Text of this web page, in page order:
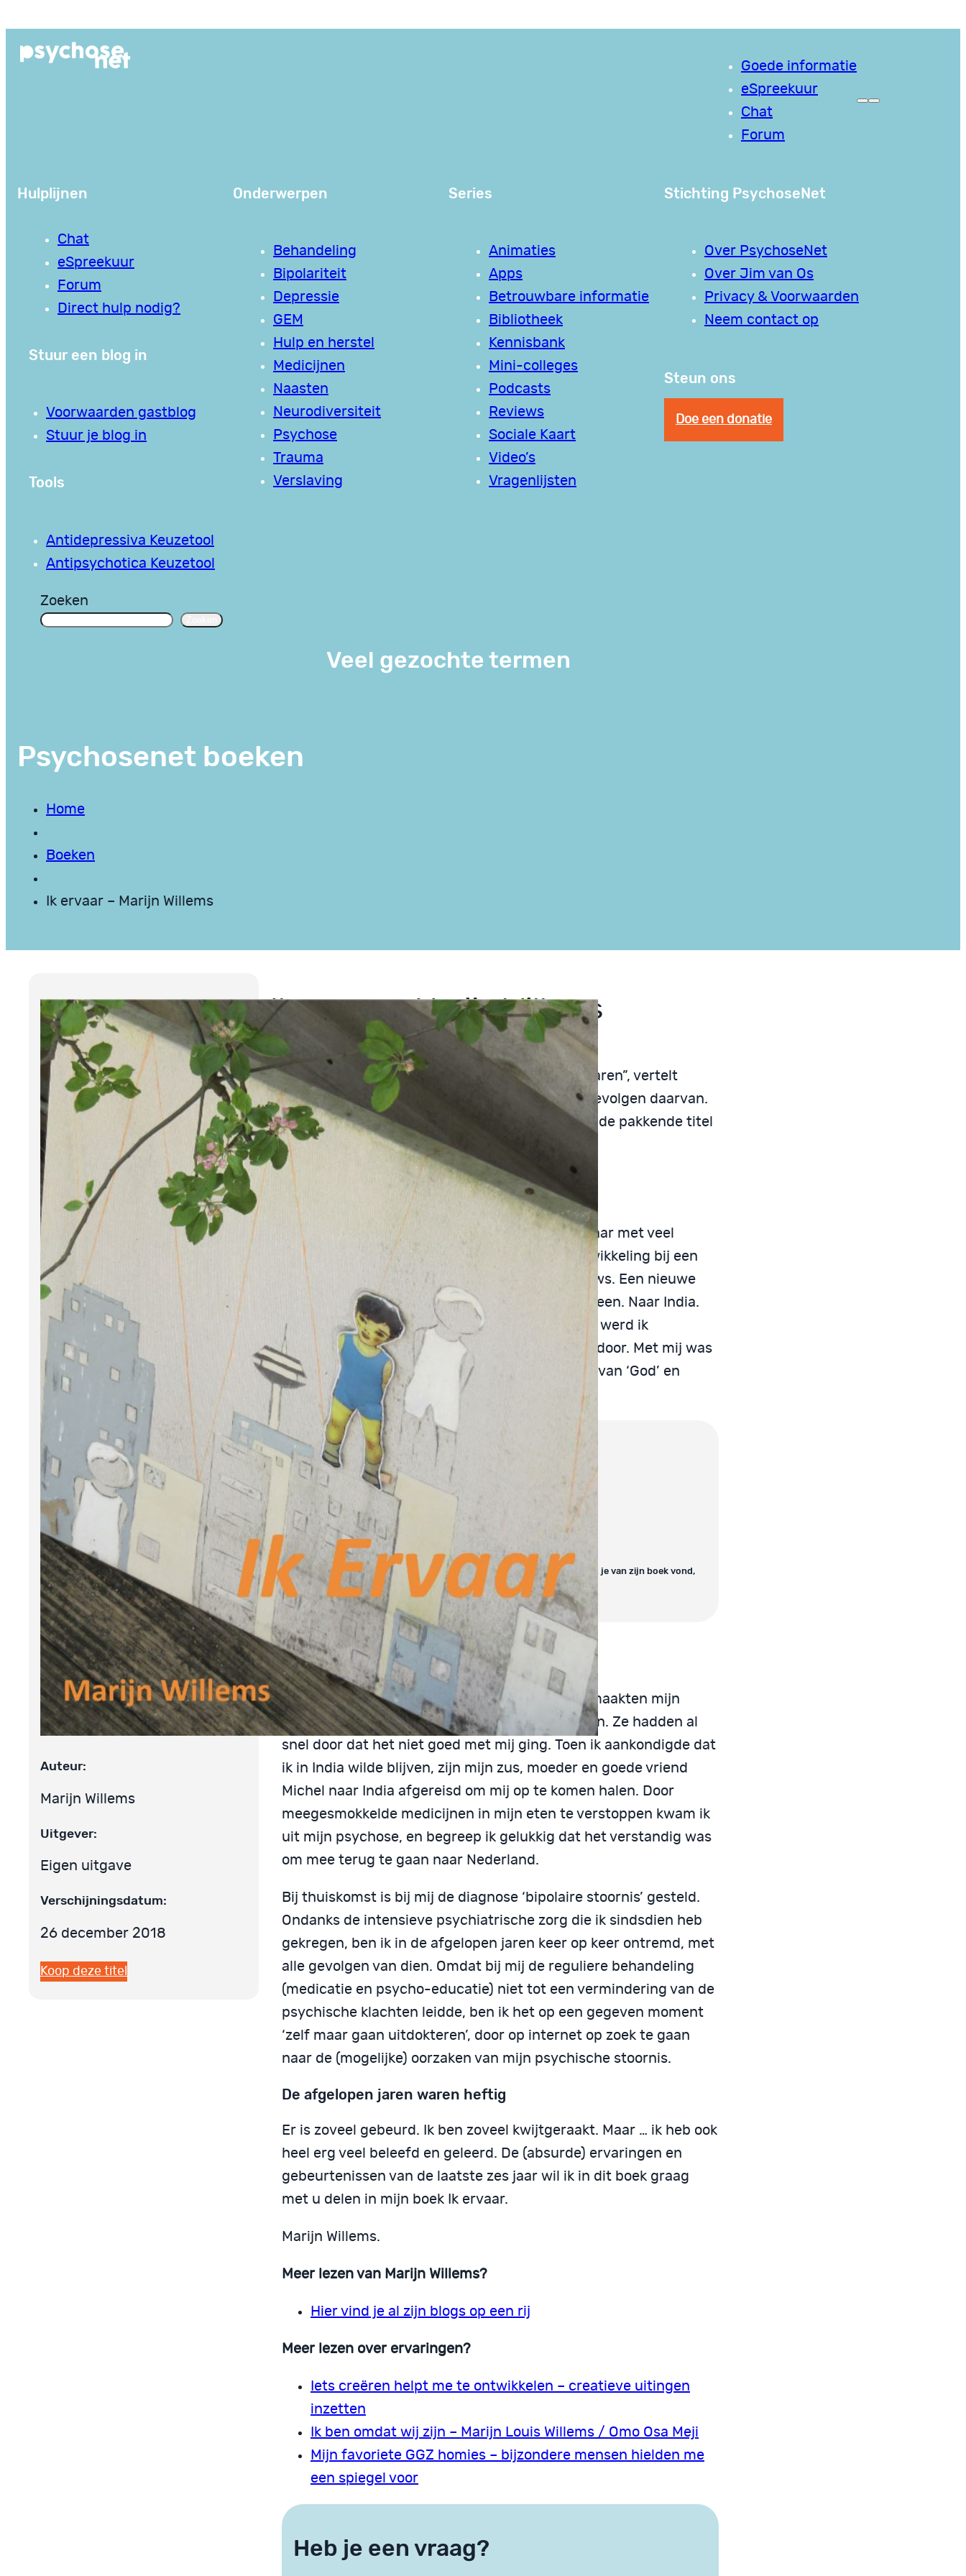
de
Goede informatie
eSpreekuur
Chat
Forum
Hulplijnen
Chat
eSpreekuur
Forum
Direct hulp nodig?
Stuur een blog in
Voorwaarden gastblog
Stuur je blog in
Tools
Antidepressiva Keuzetool
Antipsychotica Keuzetool
Onderwerpen
Behandeling
Bipolariteit
Depressie
GEM
Hulp en herstel
Medicijnen
Naasten
Neurodiversiteit
Psychose
Trauma
Verslaving
Series
Animaties
Apps
Betrouwbare informatie
Bibliotheek
Kennisbank
Mini-colleges
Podcasts
Reviews
Sociale Kaart
Video’s
Vragenlijsten
Stichting PsychoseNet
Over PsychoseNet
Over Jim van Os
Privacy & Voorwaarden
Neem contact op
Steun ons
Doe een donatie
Zoeken
Veel gezochte termen
Psychosenet boeken
Home
Boeken
Ik ervaar – Marijn Willems
Auteur:
Marijn Willems
Uitgever:
Eigen uitgave
Verschijningsdatum:
26 december 2018
Koop deze titel
Ik ervaar – Marijn Willems
“De afgelopen jaren heb ik heel veel mogen ervaren”, vertelt
Marijn Willems die leeft met bipolariteit en de gevolgen daarvan.
“Ik heb er een gratis boek over geschreven met de pakkende titel
‘Ik Ervaar’. Hoe ervaar ik?
Hoe ervaar ik?
In 2008 liep mijn leven op rolletjes. Ik had vier jaar met veel
plezier als beleidsmedewerker Ruimtelijke Ontwikkeling bij een
gemeente gewerkt, maar was toe aan iets nieuws. Een nieuwe
baan lag in het verschiet. Ook ging ik op reis. Alleen. Naar India.
Maar deze reis liep anders dan gepland. In India werd ik
manisch/ psychotisch. Maar dit had ik zelf niet door. Met mij was
niets aan de hand. Ik kreeg boodschappen door van ‘God’ en
maakte allerlei wilde, heftige avonturen mee.
Ik ervaar – Marijn Willems
Ik-Ervaar-samengevoegd_Marijn_Willems
Download dit boek gratis
Marijn is benieuwd naar naar jouw mening. Wil je hem laten weten wat je van zijn boek vond,
stuur dan een mailtje naar:
marijn1976@hotmail.com
Bipolaire stoornis
Door de mailtjes die ik vanuit India verstuurde maakten mijn
vrienden, collega’s en familie zich ernstig zorgen. Ze hadden al
snel door dat het niet goed met mij ging. Toen ik aankondigde dat
ik in India wilde blijven, zijn mijn zus, moeder en goede vriend
Michel naar India afgereisd om mij op te komen halen. Door
meegesmokkelde medicijnen in mijn eten te verstoppen kwam ik
uit mijn psychose, en begreep ik gelukkig dat het verstandig was
om mee terug te gaan naar Nederland.
Bij thuiskomst is bij mij de diagnose ‘bipolaire stoornis’ gesteld.
Ondanks de intensieve psychiatrische zorg die ik sindsdien heb
gekregen, ben ik in de afgelopen jaren keer op keer ontremd, met
alle gevolgen van dien. Omdat bij mij de reguliere behandeling
(medicatie en psycho-educatie) niet tot een vermindering van de
psychische klachten leidde, ben ik het op een gegeven moment
‘zelf maar gaan uitdokteren’, door op internet op zoek te gaan
naar de (mogelijke) oorzaken van mijn psychische stoornis.
De afgelopen jaren waren heftig
Er is zoveel gebeurd. Ik ben zoveel kwijtgeraakt. Maar … ik heb ook
heel erg veel beleefd en geleerd. De (absurde) ervaringen en
gebeurtenissen van de laatste zes jaar wil ik in dit boek graag
met u delen in mijn boek Ik ervaar.
Marijn Willems.
Meer lezen van Marijn Willems?
Hier vind je al zijn blogs op een rij
Meer lezen over ervaringen?
Iets creëren helpt me te ontwikkelen – creatieve uitingen
inzetten
Ik ben omdat wij zijn – Marijn Louis Willems / Omo Osa Meji
Mijn favoriete GGZ homies – bijzondere mensen hielden me
een spiegel voor
Heb je een vraag?